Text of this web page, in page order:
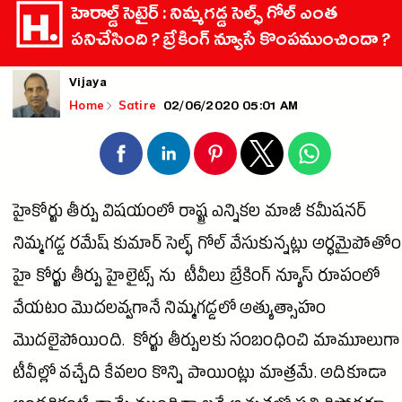
హెరాల్డ్ సెటైర్ : నిమ్మగడ్డ సెల్ఫ్ గోల్ ఎంత
పనిచేసింది ? బ్రేకింగ్ న్యూసే కొంపముంచిందా ?
Vijaya
Home Satire 02/06/2020 05:01 AM
హైకోర్టు తీర్పు విషయంలో రాష్ట్ర ఎన్నికల మాజీ కమీషనర్
నిమ్మగడ్డ రమేష్కుమార్సెల్ఫ్ గోల్ వేసుకున్నట్లు
హై కోర్టు తీర్పు హైలైట్స్ ను టీవీలు బ్రేకింగ్ న్యూస్ రూపంలో
వేయటం మొదలవ్వగానే నిమ్మగడ్డలో అత్యుత్సాహం
మొదలైపోయింది. కోర్టు తీర్పులకు సంబంధించి మామూలుగా
టీవీల్లో వచ్చేది కేవలం కొన్ని పాయింట్లు మాత్రమే. అదికూడా